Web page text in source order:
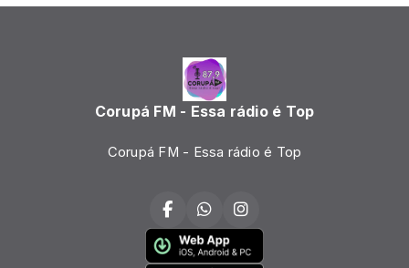
Corupá FM - Essa rádio é Top
Corupá FM - Essa rádio é Top